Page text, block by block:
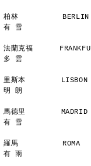
柏林
有 雪
法蘭克福
多 雲
里斯本
明 朗
馬德里
有 雪
羅馬
有 雨